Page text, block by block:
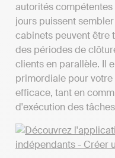
autorités
jours puissent
cabinets peuvent être
des périodes de
clients en parallèle. Il
primordiale pour
efficace, tant en
d'exécution des